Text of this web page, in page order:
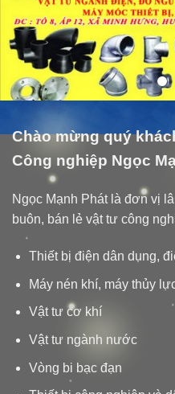
Chào mừng quý
Công nghiệp Ngọc
Ngọc Mạnh Phát là đơn vị
buôn, bán lẻ vật tư công
Thiết bị điện dân dụng,
Máy nén khí, máy thủy
Vật tư cơ khí
Vật tư ngành nước
Vòng bi bạc đạn